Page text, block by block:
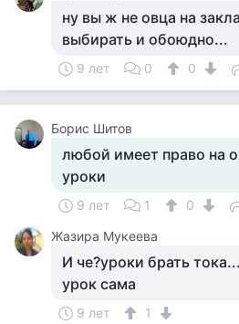
ну вы ж не овца на
выбирать и обоюдно...
9 лет 0 0
Борис Шитов
любой имеет право на
уроки
9 лет 1
0
Жазира Мукеева
И че?уроки брать
урок сама
9 лет 1